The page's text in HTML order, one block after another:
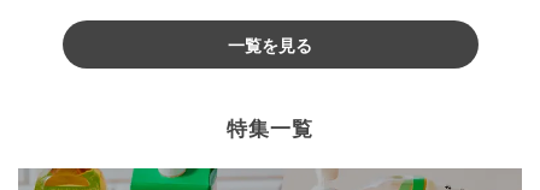
一覧を見る
特集一覧